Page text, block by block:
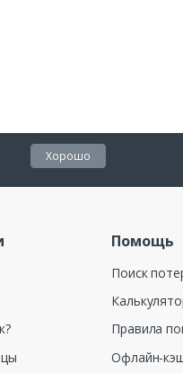
Хорошо
Помощь
Поиск
Правила
Офлайн-